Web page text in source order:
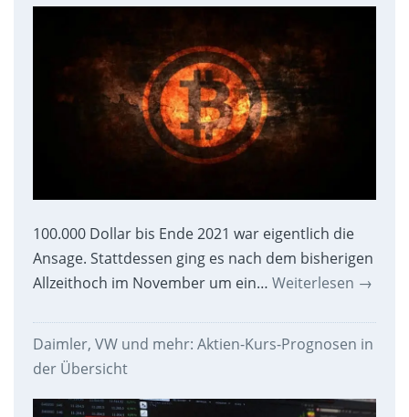
100.000 Dollar bis Ende 2021 war eigentlich die
Ansage. Stattdessen ging es nach dem bisherigen
Allzeithoch im November um ein… Weiterlesen →
Daimler, VW und mehr: Aktien-Kurs-Prognosen in
der Übersicht